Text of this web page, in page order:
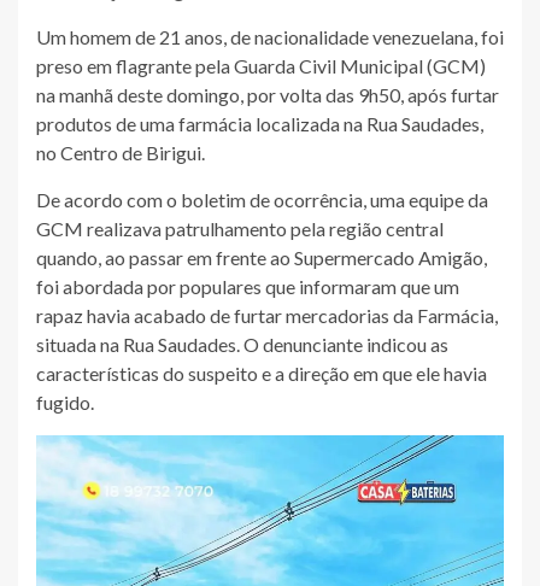
Um homem de 21 anos, de nacionalidade venezuelana, foi
preso em flagrante pela Guarda Civil Municipal (GCM)
na manhã deste domingo, por volta das 9h50, após furtar
produtos de uma farmácia localizada na Rua Saudades,
no Centro de Birigui.
De acordo com o boletim de ocorrência, uma equipe da
GCM realizava patrulhamento pela região central
quando, ao passar em frente ao Supermercado Amigão,
foi abordada por populares que informaram que um
rapaz havia acabado de furtar mercadorias da Farmácia,
situada na Rua Saudades. O denunciante indicou as
características do suspeito e a direção em que ele havia
fugido.